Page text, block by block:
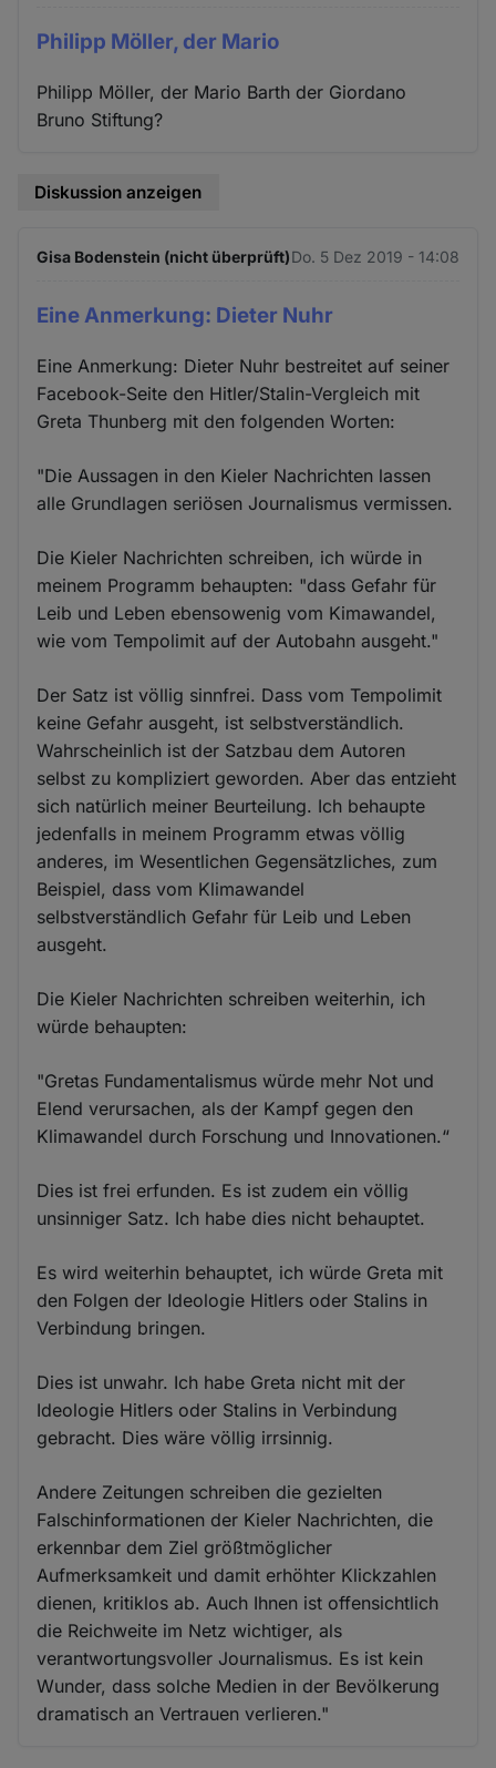
Philipp Möller, der Mario
Philipp Möller, der Mario Barth der Giordano
Bruno Stiftung?
Diskussion anzeigen
Gisa Bodenstein (nicht überprüft)Do. 5 Dez 2019 - 14:08
Eine Anmerkung: Dieter Nuhr
Eine Anmerkung: Dieter Nuhr bestreitet auf seiner
Facebook-Seite den Hitler/Stalin-Vergleich mit
Greta Thunberg mit den folgenden Worten:
"Die Aussagen in den Kieler Nachrichten lassen
alle Grundlagen seriösen Journalismus vermissen.
Die Kieler Nachrichten schreiben, ich würde in
meinem Programm behaupten: "dass Gefahr für
Leib und Leben ebensowenig vom Kimawandel,
wie vom Tempolimit auf der Autobahn ausgeht."
Der Satz ist völlig sinnfrei. Dass vom Tempolimit
keine Gefahr ausgeht, ist selbstverständlich.
Wahrscheinlich ist der Satzbau dem Autoren
selbst zu kompliziert geworden. Aber das entzieht
sich natürlich meiner Beurteilung. Ich behaupte
jedenfalls in meinem Programm etwas völlig
anderes, im Wesentlichen Gegensätzliches, zum
Beispiel, dass vom Klimawandel
selbstverständlich Gefahr für Leib und Leben
ausgeht.
Die Kieler Nachrichten schreiben weiterhin, ich
würde behaupten:
"Gretas Fundamentalismus würde mehr Not und
Elend verursachen, als der Kampf gegen den
Klimawandel durch Forschung und Innovationen.“
Dies ist frei erfunden. Es ist zudem ein völlig
unsinniger Satz. Ich habe dies nicht behauptet.
Es wird weiterhin behauptet, ich würde Greta mit
den Folgen der Ideologie Hitlers oder Stalins in
Verbindung bringen.
Dies ist unwahr. Ich habe Greta nicht mit der
Ideologie Hitlers oder Stalins in Verbindung
gebracht. Dies wäre völlig irrsinnig.
Andere Zeitungen schreiben die gezielten
Falschinformationen der Kieler Nachrichten, die
erkennbar dem Ziel größtmöglicher
Aufmerksamkeit und damit erhöhter Klickzahlen
dienen, kritiklos ab. Auch Ihnen ist offensichtlich
die Reichweite im Netz wichtiger, als
verantwortungsvoller Journalismus. Es ist kein
Wunder, dass solche Medien in der Bevölkerung
dramatisch an Vertrauen verlieren."